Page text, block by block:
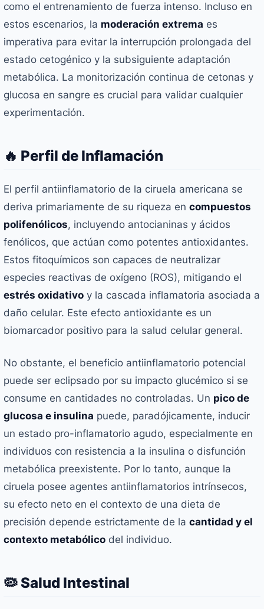
como el entrenamiento de fuerza intenso. Incluso en
estos escenarios, la moderación extrema es
imperativa para evitar la interrupción prolongada del
estado cetogénico y la subsiguiente adaptación
metabólica. La monitorización continua de cetonas y
glucosa en sangre es crucial para validar cualquier
experimentación.
🔥 Perfil de Inflamación
El perfil antiinflamatorio de la ciruela americana se
deriva primariamente de su riqueza en compuestos
polifenólicos, incluyendo antocianinas y ácidos
fenólicos, que actúan como potentes antioxidantes.
Estos fitoquímicos son capaces de neutralizar
especies reactivas de oxígeno (ROS), mitigando el
estrés oxidativo y la cascada inflamatoria asociada a
daño celular. Este efecto antioxidante es un
biomarcador positivo para la salud celular general.
No obstante, el beneficio antiinflamatorio potencial
puede ser eclipsado por su impacto glucémico si se
consume en cantidades no controladas. Un pico de
glucosa e insulina puede, paradójicamente, inducir
un estado pro-inflamatorio agudo, especialmente en
individuos con resistencia a la insulina o disfunción
metabólica preexistente. Por lo tanto, aunque la
ciruela posee agentes antiinflamatorios intrínsecos,
su efecto neto en el contexto de una dieta de
precisión depende estrictamente de la cantidad y el
contexto metabólico del individuo.
🦠 Salud Intestinal